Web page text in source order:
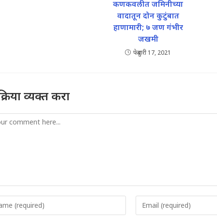
कणकवलीत जमिनीच्या
वादातून दोन कुटुंबात
हाणामारी; ७ जण गंभीर
जखमी
फेब्रुवारी 17, 2021
व्यक्त करा
your